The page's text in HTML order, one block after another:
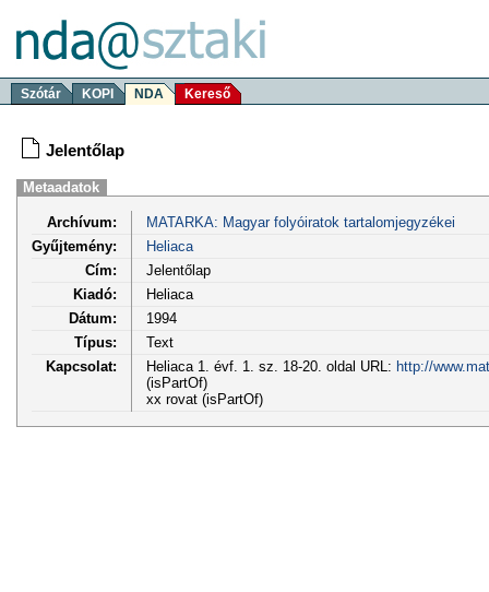
Szótár KOPI NDA Kereső
Jelentőlap
Metaadatok
Archívum:
MATARKA: Magyar folyóiratok tartalomjegyzékei
Gyűjtemény:
Heliaca
Cím:
Jelentőlap
Kiadó:
Heliaca
Dátum:
1994
Típus:
Text
Kapcsolat:
Heliaca 1. évf. 1. sz. 18-20. oldal URL: http://
(isPartOf)
xx rovat (isPartOf)